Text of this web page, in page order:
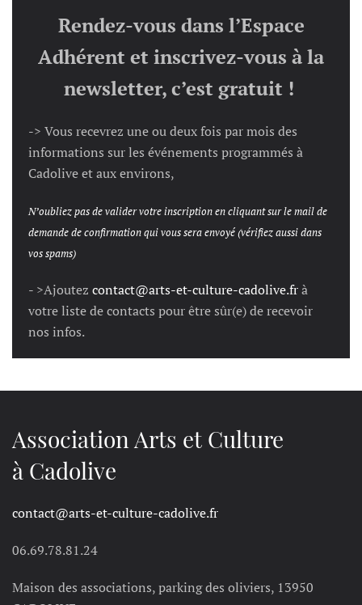
Rendez-vous dans l’Espace
Adhérent et inscrivez-vous à la
newsletter, c’est gratuit !
-> Vous recevrez une ou deux fois par mois des
informations sur les événements programmés à
Cadolive et aux environs,
N’oubliez pas de valider votre inscription en cliquant sur le mail de
demande de confirmation qui vous sera envoyé (vérifiez aussi dans
vos spams)
- >Ajoutez contact@arts-et-culture-cadolive.frà
votre liste de contacts pour être sûr(e) de recevoir
nos infos.
Association Arts et Culture
à Cadolive
contact@arts-et-culture-cadolive.fr
06.69.78.81.24
Maison des associations, parking des oliviers, 13950